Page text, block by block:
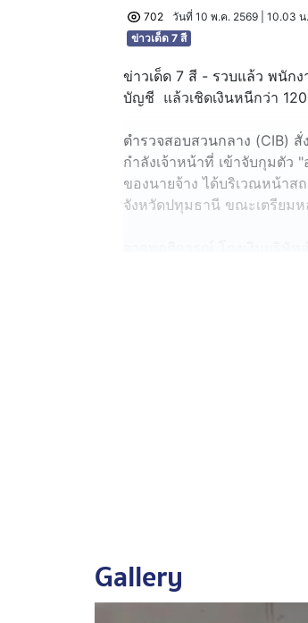
702
วันที่ 10 พ.ค. 2569 | 10.03 น.
ข่าวเด็ด 7 สี
ข่าวเด็ด 7 สี - รวบแล้ว พนักง
บัญชี แล้วเชิดเงินหนีกว่า
ตำรวจสอบสวนกลาง (CIB)
กำลังเจ้าหน้าที่ เข้าจับกุมตัว
ของนายจ้าง ได้บริเวณหน้าส
จังหวัดปทุมธานี ขณะเตรียม
ลูกค้า เป็นเงินจำนวน
Gallery